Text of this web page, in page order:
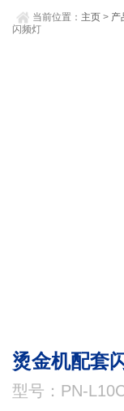
当前位置： 主页 > 产
闪频灯
烫金机配套
型号：PN-